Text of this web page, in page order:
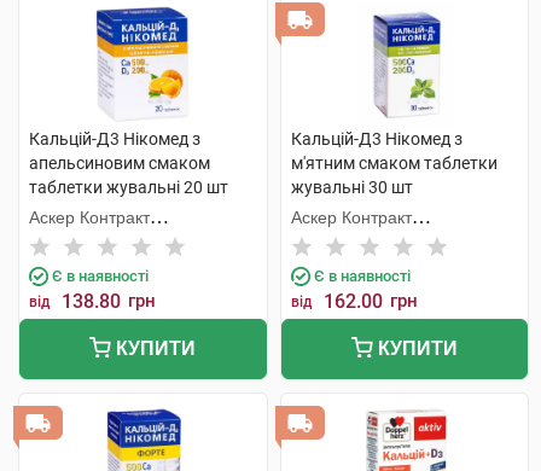
Кальцій-Д3 Нікомед з
апельсиновим смаком
таблетки жувальні 20 шт
Аскер Контракт
Мануфекчерінг АС
Є в наявності
від 138.80 грн
КУПИТИ
Кальцій-Д3 Нікомед з
м'ятним смаком таблетки
жувальні 30 шт
Аскер Контракт
Мануфекчерінг АС
Є в наявності
від 162.00 грн
КУПИТИ